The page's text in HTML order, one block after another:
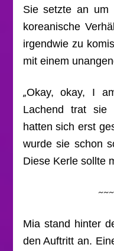
Sie setzte an um
koreanische
irgendwie zu
mit einem
„Okay, okay, I
Lachend trat sie
hatten sich erst
wurde sie schon
Diese Kerle sollte
Mia stand hinter
den Auftritt an.